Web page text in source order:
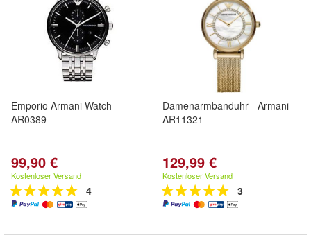
Emporio Armani Watch
AR0389
99,90 €
Kostenloser Versand
4
Damenarmbanduhr - Armani
AR11321
129,99 €
Kostenloser Versand
3